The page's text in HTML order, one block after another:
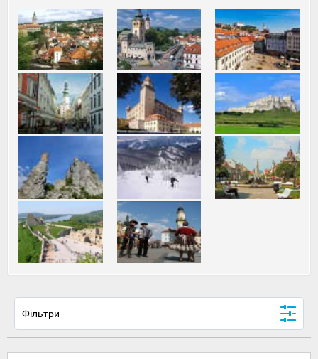
серед
Дехто
вважає,
що
Словаччина
останніми
роками
перебуває
у тіні своєї
колишньої
другої
половинки
– Чехії, з
якими
єдиної
Однак
впевнені,
що
Братислава
Фільтри